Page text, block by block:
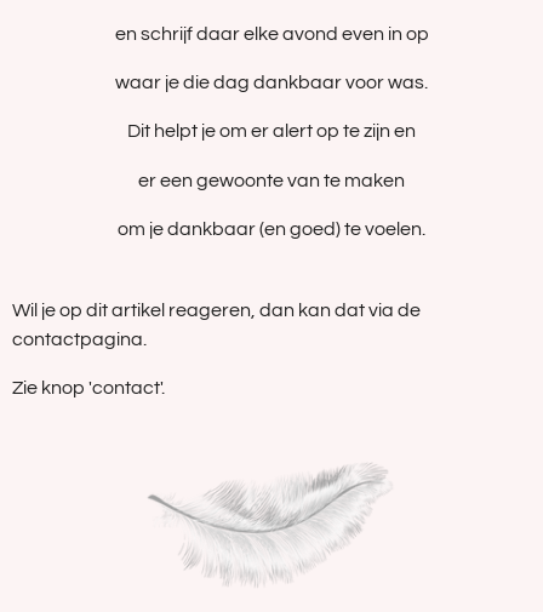
en schrijf daar elke avond even in op
waar je die dag dankbaar voor was.
Dit helpt je om er alert op te zijn en
er een gewoonte van te maken
om je dankbaar (en goed) te voelen.
Wil je op dit artikel reageren, dan kan dat via de
contactpagina.
Zie knop 'contact'.